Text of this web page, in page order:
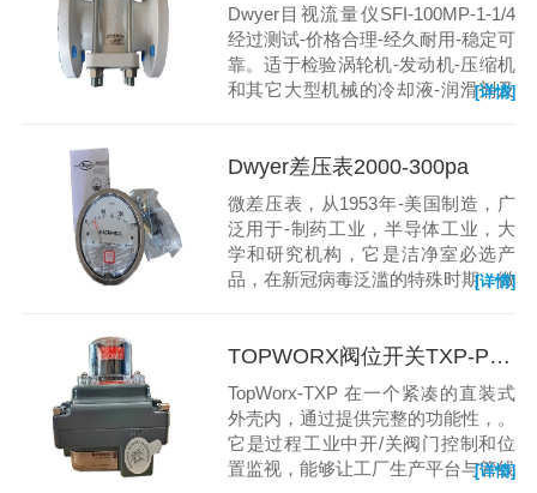
Dwyer目视流量仪SFI-100MP-1-1/4
经过测试-价格合理-经久耐用-稳定可
靠。适于检验涡轮机-发动机-压缩机
和其它大型机械的冷却液-润滑剂及
[详情]
Dwyer差压表2000-300pa
微差压表，从1953年-美国制造，广
泛用于-制药工业，半导体工业，大
学和研究机构，它是洁净室必选产
品，在新冠病毒泛滥的特殊时期，微
[详情]
TOPWORX阀位开关TXP-P4WGNEM
TopWorx-TXP 在一个紧凑的直装式
外壳内，通过提供完整的功能性，。
它是过程工业中开/关阀门控制和位
置监视，能够让工厂生产平台与管线
[详情]